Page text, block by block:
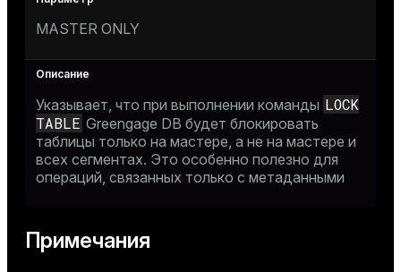
MASTER ONLY
Указывает, что при выполнении команды LOCK
TABLE Greengage DB будет блокировать
таблицы только на мастере, а не на мастере и
всех сегментах. Это особенно полезно для
операций, связанных только с метаданными
Примечания